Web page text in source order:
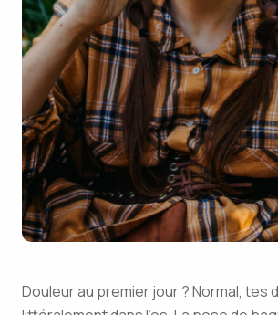
Douleur au premier jour ? Normal, tes